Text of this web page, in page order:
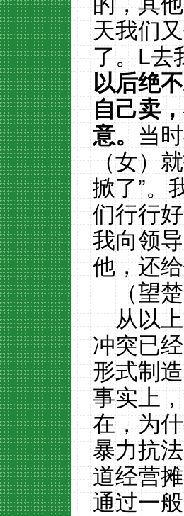
天我们
了。L去
以后绝
自己卖
意。当
（女）
掀了”。
们行行
我向领
他，还
（望
从以
冲突已
形式制
事实上
在，为
暴力抗
道经营
通过一